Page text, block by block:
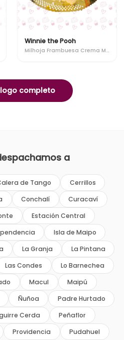
Winnie the Pooh
Milhoja Frambuesa Crema Manjar
completo
a
de Tango
Cerrillos
Conchalí
Curacaví
Estación Central
Isla de Maipo
La Granja
La Pintana
Las Condes
Lo Barnechea
Macul
Maipú
Ñuñoa
Padre Hurtado
Cerda
Peñaflor
Providencia Pudahuel